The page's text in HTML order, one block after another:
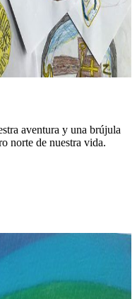
aventura y una brújula
norte de nuestra vida.